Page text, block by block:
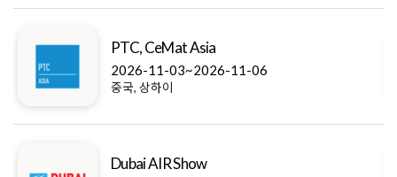
PTC, CeMat Asia
2026-11-03~2026-11-06
중국, 상하이
Dubai AIR Show